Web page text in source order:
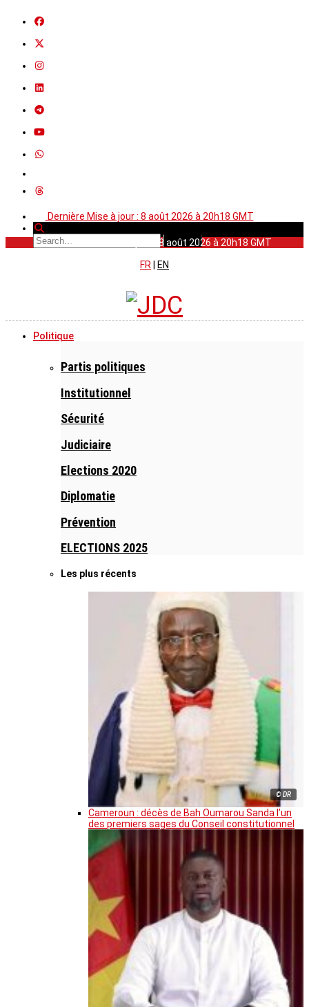
Dernière Mise à jour : 8 août 2026 à 20h18 GMT
Dernière Mise à jour : 8 août 2026 à 20h18 GMT
FR
EN
Politique
Partis politiques
Institutionnel
Sécurité
Judiciaire
Elections 2020
Diplomatie
Prévention
ELECTIONS 2025
Les plus récents
© DR
Cameroun : décès de Bah Oumarou Sanda l’un
des premiers sages du Conseil constitutionnel